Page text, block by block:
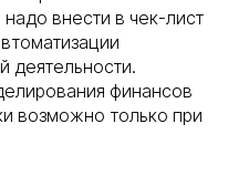
внести в чек-лист
деятельности.
финансов
возможно только при